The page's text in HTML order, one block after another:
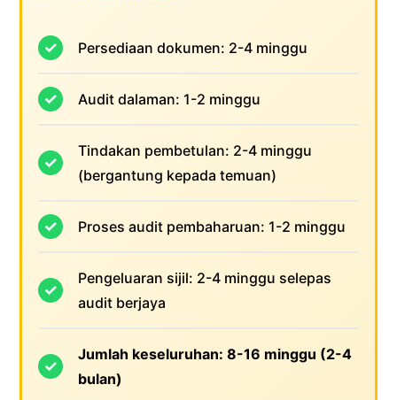
Persediaan dokumen: 2-4 minggu
Audit dalaman: 1-2 minggu
Tindakan pembetulan: 2-4 minggu
(bergantung kepada temuan)
Proses audit pembaharuan: 1-2 minggu
Pengeluaran sijil: 2-4 minggu selepas
audit berjaya
Jumlah keseluruhan: 8-16 minggu (2-4
bulan)